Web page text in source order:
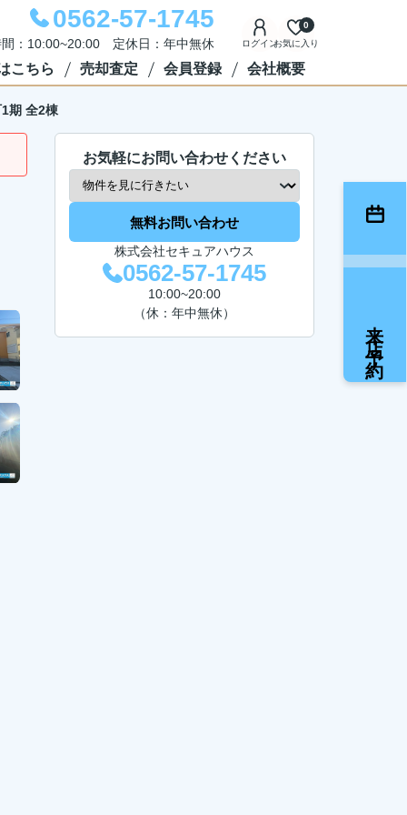
0562-57-1745
間：10:00~20:00 定休日：年中無休 ログインお気に入り
0
こちら 売却査定 会員登録 会社概要
期 全2棟
お気軽にお問い合わせください
無料お問い合わせ
株式会社セキュアハウス
0562-57-1745
10:00~20:00
（休：年中無休）
来店予約